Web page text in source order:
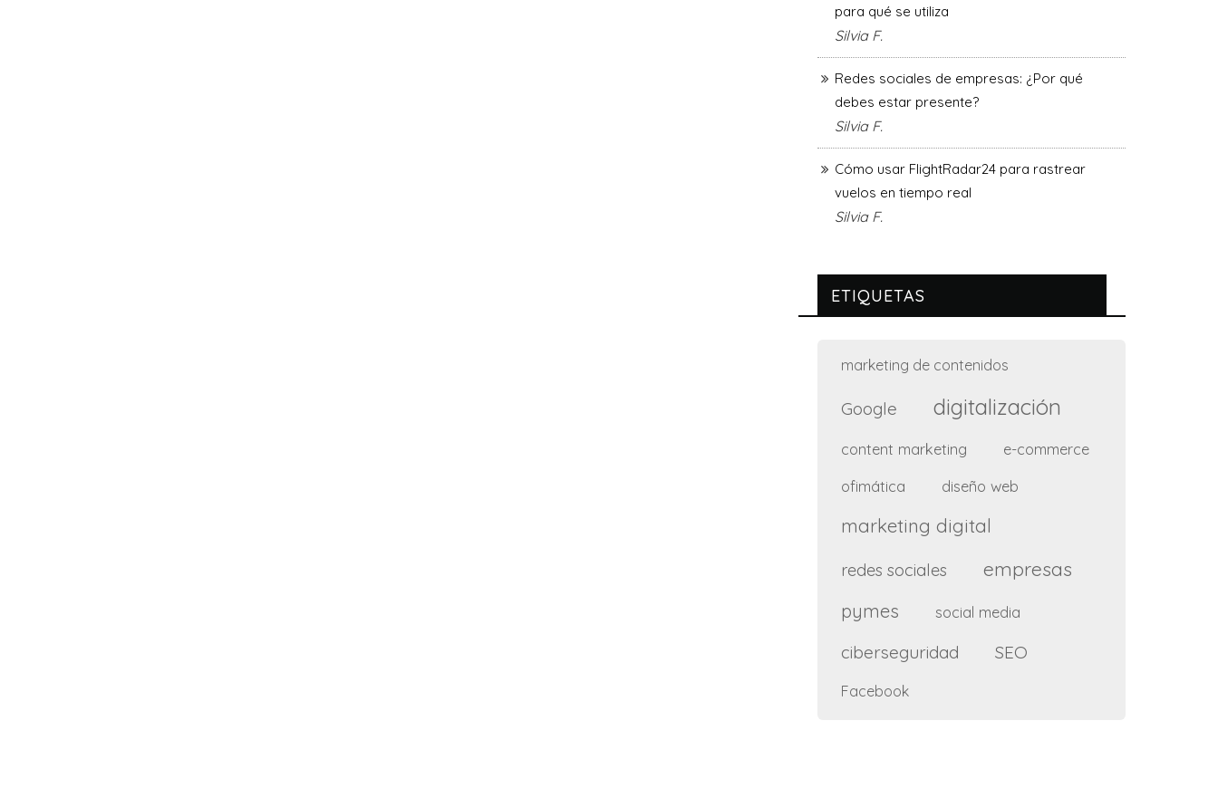
para qué se utiliza
Silvia F.
Redes sociales de empresas: ¿Por qué
debes estar presente?
Silvia F.
Cómo usar FlightRadar24 para rastrear
vuelos en tiempo real
Silvia F.
ETIQUETAS
marketing de contenidos
Google digitalización
content marketing
e-commerce
ofimática
diseño web
marketing digital
redes sociales empresas
pymes social media
ciberseguridad SEO
Facebook